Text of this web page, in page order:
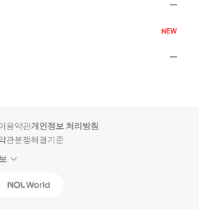
NEW
용약관개인정보 처리방침
관분쟁해결기준
Interpark Global